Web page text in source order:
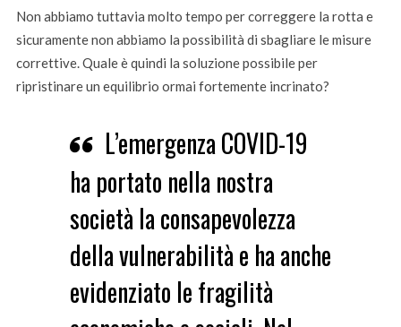
Non abbiamo tuttavia molto tempo per correggere la rotta e
sicuramente non abbiamo la possibilità di sbagliare le misure
correttive. Quale è quindi la soluzione possibile per
ripristinare un equilibrio ormai fortemente incrinato?
L’emergenza COVID-19
ha portato nella nostra
società la consapevolezza
della vulnerabilità e ha anche
evidenziato le fragilità